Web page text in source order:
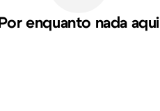
Por enquanto nada aqui